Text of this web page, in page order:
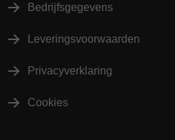
Bedrijfsgegevens
Leveringsvoorwaarden
Privacyverklaring
Cookies